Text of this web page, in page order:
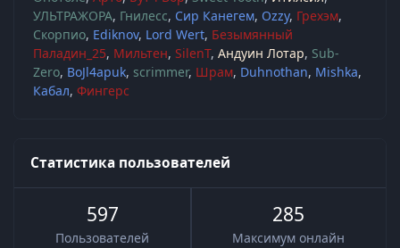
УЛЬТРАЖОРА Гнилесс Сир Канегем Ozzy Грехэм
Скорпио Ediknov Lord Wert Безымянный
Паладин_25 Мильтен SilenT Андуин Лотар Sub-
Zero BoJl4apuk scrimmer Шрам Duhnothan Mishka
Кабал Фингерс
Статистика пользователей
597
Пользователей
285
Максимум онлайн